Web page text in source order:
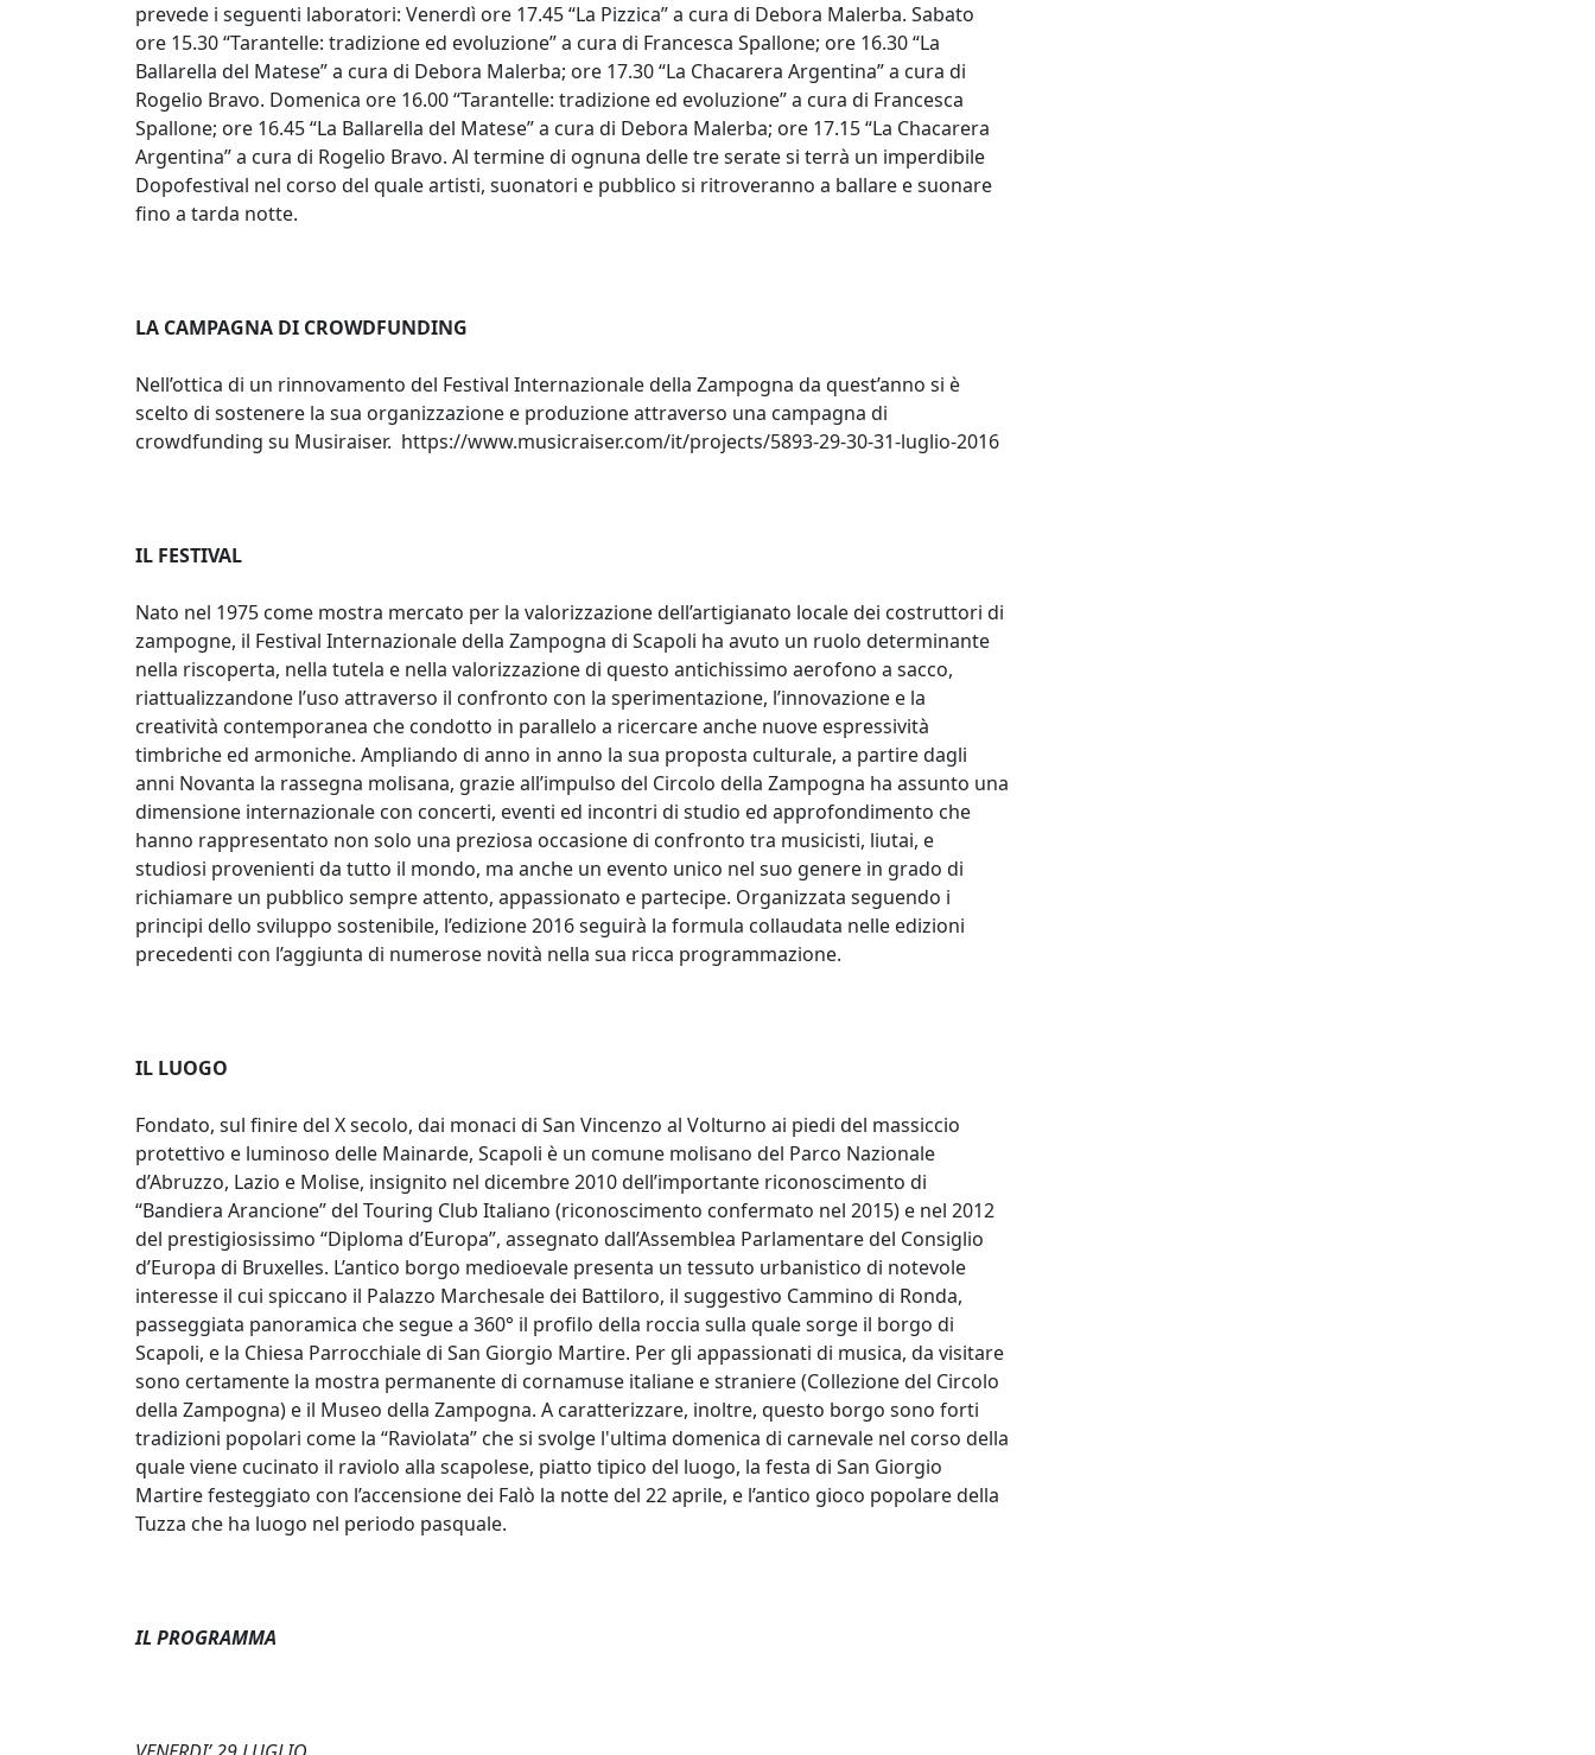
prevede i seguenti laboratori: Venerdì ore 17.45 “La Pizzica” a cura di Debora Malerba. Sabato
ore 15.30 “Tarantelle: tradizione ed evoluzione” a cura di Francesca Spallone; ore 16.30 “La
Ballarella del Matese” a cura di Debora Malerba; ore 17.30 “La Chacarera Argentina” a cura di
Rogelio Bravo. Domenica ore 16.00 “Tarantelle: tradizione ed evoluzione” a cura di Francesca
Spallone; ore 16.45 “La Ballarella del Matese” a cura di Debora Malerba; ore 17.15 “La Chacarera
Argentina” a cura di Rogelio Bravo. Al termine di ognuna delle tre serate si terrà un imperdibile
Dopofestival nel corso del quale artisti, suonatori e pubblico si ritroveranno a ballare e suonare
fino a tarda notte.
LA CAMPAGNA DI CROWDFUNDING
Nell’ottica di un rinnovamento del Festival Internazionale della Zampogna da quest’anno si è
scelto di sostenere la sua organizzazione e produzione attraverso una campagna di
crowdfunding su Musiraiser. https://www.musicraiser.com/it/projects/5893-29-30-31-luglio-2016
IL FESTIVAL
Nato nel 1975 come mostra mercato per la valorizzazione dell’artigianato locale dei costruttori di
zampogne, il Festival Internazionale della Zampogna di Scapoli ha avuto un ruolo determinante
nella riscoperta, nella tutela e nella valorizzazione di questo antichissimo aerofono a sacco,
riattualizzandone l’uso attraverso il confronto con la sperimentazione, l’innovazione e la
creatività contemporanea che condotto in parallelo a ricercare anche nuove espressività
timbriche ed armoniche. Ampliando di anno in anno la sua proposta culturale, a partire dagli
anni Novanta la rassegna molisana, grazie all’impulso del Circolo della Zampogna ha assunto una
dimensione internazionale con concerti, eventi ed incontri di studio ed approfondimento che
hanno rappresentato non solo una preziosa occasione di confronto tra musicisti, liutai, e
studiosi provenienti da tutto il mondo, ma anche un evento unico nel suo genere in grado di
richiamare un pubblico sempre attento, appassionato e partecipe. Organizzata seguendo i
principi dello sviluppo sostenibile, l’edizione 2016 seguirà la formula collaudata nelle edizioni
precedenti con l’aggiunta di numerose novità nella sua ricca programmazione.
IL LUOGO
Fondato, sul finire del X secolo, dai monaci di San Vincenzo al Volturno ai piedi del massiccio
protettivo e luminoso delle Mainarde, Scapoli è un comune molisano del Parco Nazionale
d’Abruzzo, Lazio e Molise, insignito nel dicembre 2010 dell’importante riconoscimento di
“Bandiera Arancione” del Touring Club Italiano (riconoscimento confermato nel 2015) e nel 2012
del prestigiosissimo “Diploma d’Europa”, assegnato dall’Assemblea Parlamentare del Consiglio
d’Europa di Bruxelles. L’antico borgo medioevale presenta un tessuto urbanistico di notevole
interesse il cui spiccano il Palazzo Marchesale dei Battiloro, il suggestivo Cammino di Ronda,
passeggiata panoramica che segue a 360° il profilo della roccia sulla quale sorge il borgo di
Scapoli, e la Chiesa Parrocchiale di San Giorgio Martire. Per gli appassionati di musica, da visitare
sono certamente la mostra permanente di cornamuse italiane e straniere (Collezione del Circolo
della Zampogna) e il Museo della Zampogna. A caratterizzare, inoltre, questo borgo sono forti
tradizioni popolari come la “Raviolata” che si svolge l'ultima domenica di carnevale nel corso della
quale viene cucinato il raviolo alla scapolese, piatto tipico del luogo, la festa di San Giorgio
Martire festeggiato con l’accensione dei Falò la notte del 22 aprile, e l’antico gioco popolare della
Tuzza che ha luogo nel periodo pasquale.
IL PROGRAMMA